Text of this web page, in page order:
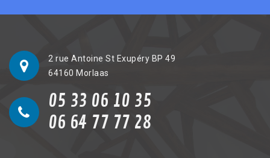
2 rue Antoine St Exupéry BP 49
64160 Morlaas
05 33 06 10 35
06 64 77 77 28